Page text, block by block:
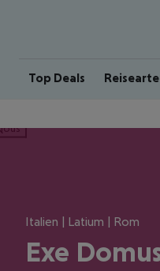
Top Deals
Italien | Latium | Rom
Exe